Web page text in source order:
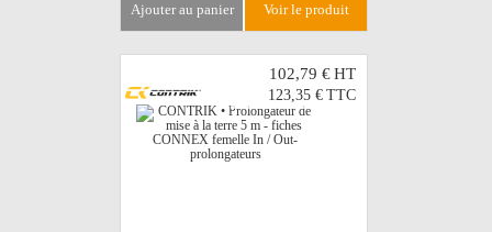
ajouter au panier voir le produit
102,79 €HT
123,35 € TTC